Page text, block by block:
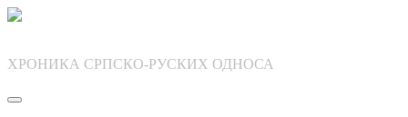
Skip
ХРОНИКА СРПСКО-РУСКИХ ОДНОСА